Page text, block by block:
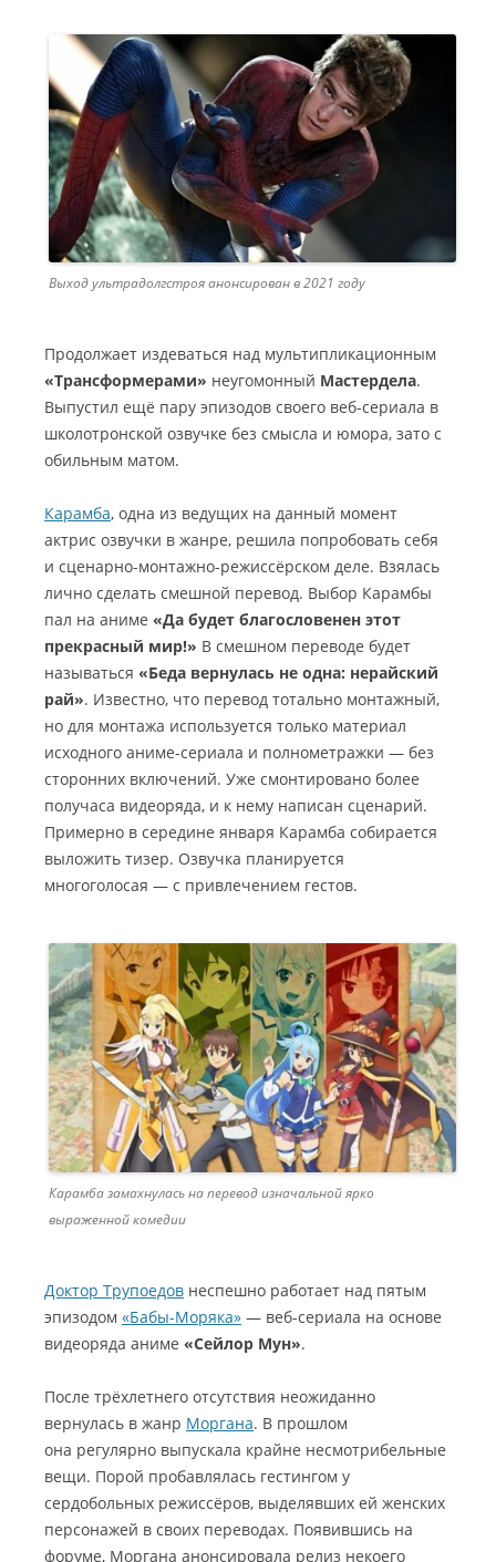
Выход ультрадолгстроя анонсирован в 2021 году
Продолжает издеваться над мультипликационным
«Трансформерами» неугомонный Мастердела.
Выпустил ещё пару эпизодов своего веб-сериала в
школотронской озвучке без смысла и юмора, зато с
обильным матом.
Карамба, одна из ведущих на данный момент
актрис озвучки в жанре, решила попробовать себя
и сценарно-монтажно-режиссёрском деле. Взялась
лично сделать смешной перевод. Выбор Карамбы
пал на аниме «Да будет благословенен этот
прекрасный мир!» В смешном переводе будет
называться «Беда вернулась не одна: нерайский
рай». Известно, что перевод тотально монтажный,
но для монтажа используется только материал
исходного аниме-сериала и полнометражки — без
сторонних включений. Уже смонтировано более
получаса видеоряда, и к нему написан сценарий.
Примерно в середине января Карамба собирается
выложить тизер. Озвучка планируется
многоголосая — с привлечением гестов.
Карамба замахнулась на перевод изначальной ярко
выраженной комедии
Доктор Трупоедов неспешно работает над пятым
эпизодом «Бабы-Моряка» — веб-сериала на основе
видеоряда аниме «Сейлор Мун».
После трёхлетнего отсутствия неожиданно
вернулась в жанр Моргана. В прошлом
она регулярно выпускала крайне несмотрибельные
вещи. Порой пробавлялась гестингом у
сердобольных режиссёров, выделявших ей женских
персонажей в своих переводах. Появившись на
форуме, Моргана анонсировала релиз некоего